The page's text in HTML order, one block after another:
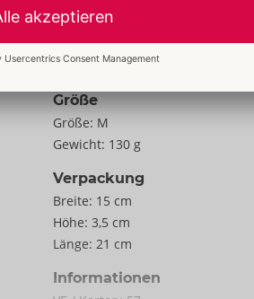
Material: 92% Polyester, 8%
Elasthan, Spitze 100% Polyester
Zur Materialkunde
Größe
Größe: M
Gewicht: 130 g
Verpackung
Breite: 15 cm
Höhe: 3,5 cm
Länge: 21 cm
Informationen